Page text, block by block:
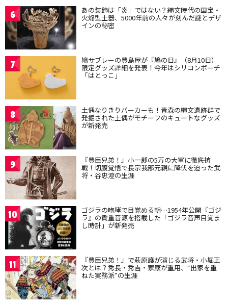
6 あの装飾は「炎」ではない？縄文時代の国宝・
火焔型土器、5000年前の人々が刻んだ謎とデザ
インの秘密
7 鳩サブレーの豊島屋が『鳩の日』（8月10日）
限定グッズ詳細を発表！今年はシリコンポーチ
「はとっこ」
8 土偶なりきりパーカーも！青森の縄文遺跡群で
発掘された土偶がモチーフのキュートなグッズ
が新発売
9 『豊臣兄弟！』小一郎の5万の大軍に徹底抗
戦！切腹覚悟で長宗我部元親に降伏を迫った武
将・谷忠澄の生涯
10 ゴジラの咆哮で目覚める朝…1954年公開『ゴジ
ラ』の貴重音源を搭載した「ゴジラ音声目覚ま
し時計」が新発売
11 『豊臣兄弟！』で萩原護が演じる武将・小堀正
次とは？秀長・秀吉・家康が重用、“出家を重
ねた実務派”の生涯